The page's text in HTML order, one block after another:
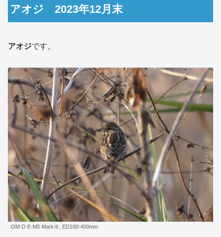
アオジ 2023年12月末
アオジです。
OM-D E-M5 MarkⅢ, ED100-400mm